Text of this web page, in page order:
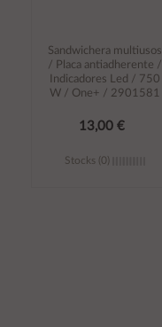
Sandwichera multiusos
/ Placa antiadherente /
Indicadores Led / 750
W / One+ / 2901581
13,00 €
Stocks (0)